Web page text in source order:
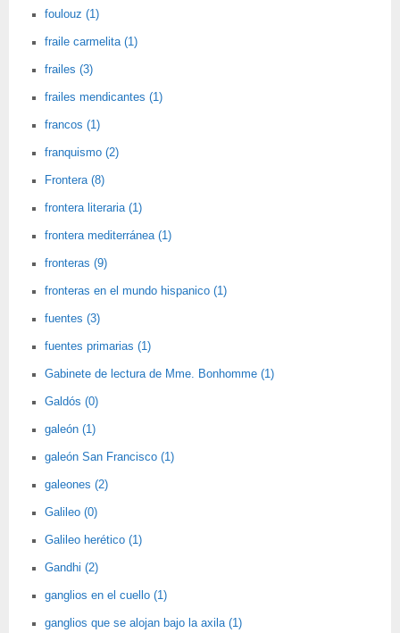
foulouz (1)
fraile carmelita (1)
frailes (3)
frailes mendicantes (1)
francos (1)
franquismo (2)
Frontera (8)
frontera literaria (1)
frontera mediterránea (1)
fronteras (9)
fronteras en el mundo hispanico (1)
fuentes (3)
fuentes primarias (1)
Gabinete de lectura de Mme. Bonhomme (1)
Galdós (0)
galeón (1)
galeón San Francisco (1)
galeones (2)
Galileo (0)
Galileo herético (1)
Gandhi (2)
ganglios en el cuello (1)
ganglios que se alojan bajo la axila (1)